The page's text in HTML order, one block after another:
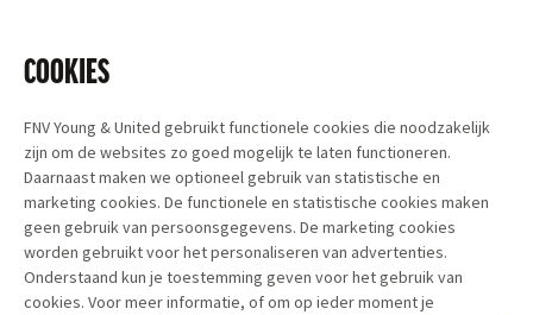
Ziekmelden, doorbetaling en vervanging
COOKIES
FNV Young & United gebruikt functionele cookies die noodzakelijk
zijn om de websites zo goed mogelijk te laten functioneren.
Daarnaast maken we optioneel gebruik van statistische en
marketing cookies. De functionele en statistische cookies maken
geen gebruik van persoonsgegevens. De marketing cookies
worden gebruikt voor het personaliseren van advertenties.
Onderstaand kun je toestemming geven voor het gebruik van
cookies. Voor meer informatie, of om op ieder moment je